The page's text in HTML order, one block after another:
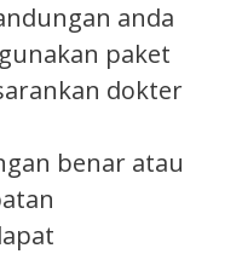
anda
paket
dokter
benar atau